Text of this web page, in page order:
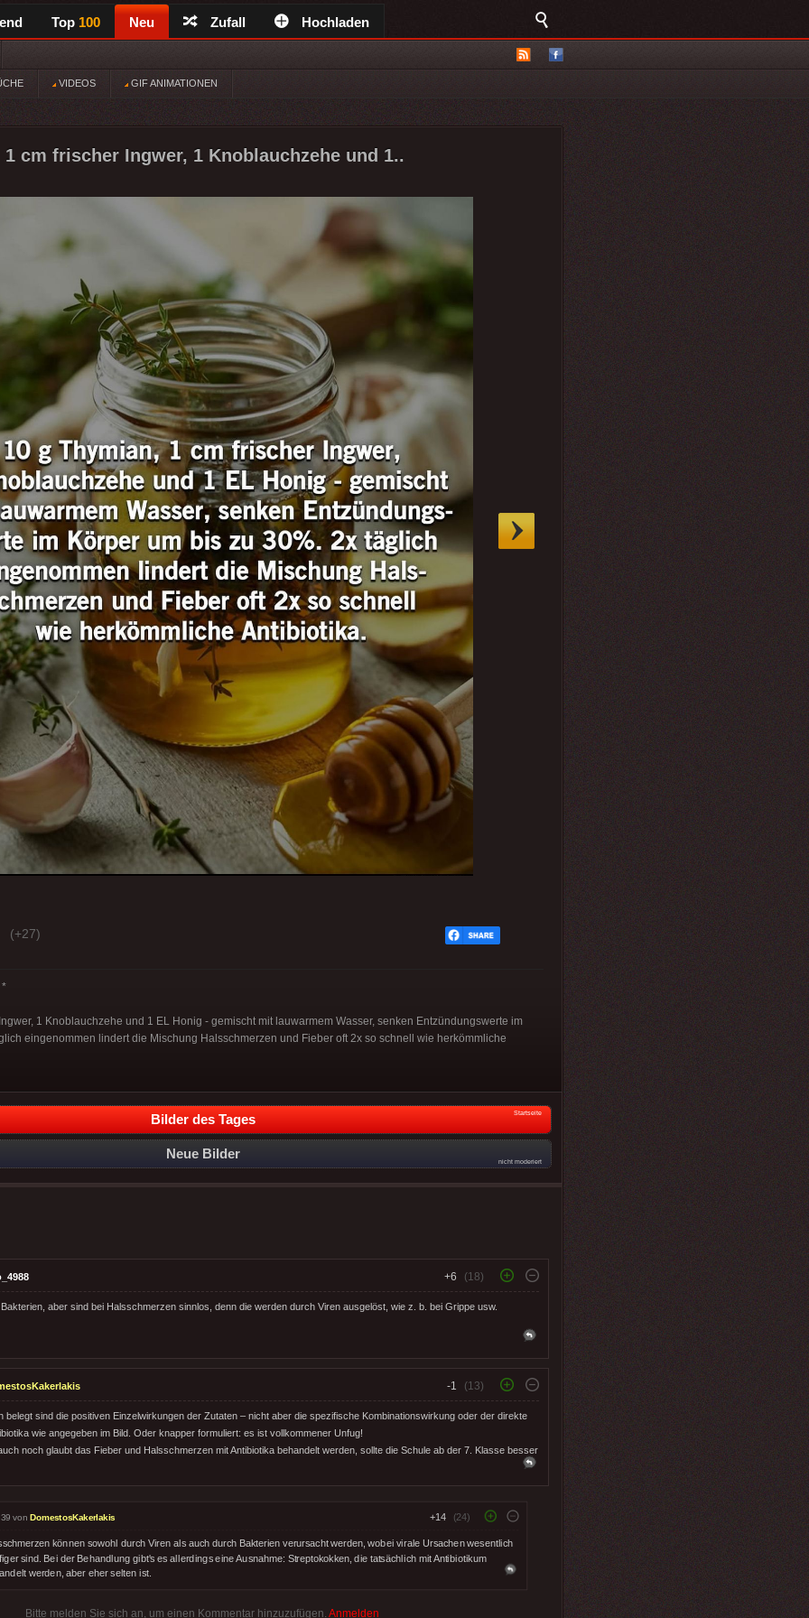
Top 100 Neu Zufall Hochladen
VIDEOS GIF ANIMATIONEN
1 cm frischer Ingwer, 1 Knoblauchzehe und 1..
(+27)
1 Knoblauchzehe und 1 EL Honig - gemischt mit lauwarmem Wasser, senken Entzündungswerte im
eingenommen lindert die Mischung Halsschmerzen und Fieber oft 2x so schnell wie herkömmliche
Bilder des Tages Startseite
Neue Bilder
nicht moderiert
+6 (18)
aber sind bei Halsschmerzen sinnlos, denn die werden durch Viren ausgelöst, wie z. b. bei Grippe usw.
-1 (13)
belegt sind die positiven Einzelwirkungen der Zutaten – nicht aber die spezifische Kombinationswirkung oder der direkte
wie angegeben im Bild. Oder knapper formuliert: es ist vollkommener Unfug!
noch glaubt das Fieber und Halsschmerzen mit Antibiotika behandelt werden, sollte die Schule ab der 7. Klasse besser
von DomestosKakerlakis +14 (24)
können sowohl durch Viren als auch durch Bakterien verursacht werden, wobei virale Ursachen wesentlich
sind. Bei der Behandlung gibt's es allerdings eine Ausnahme: Streptokokken, die tatsächlich mit Antibiotikum
werden, aber eher selten ist.
Bitte melden Sie sich an, um einen Kommentar hinzuzufügen. Anmelden